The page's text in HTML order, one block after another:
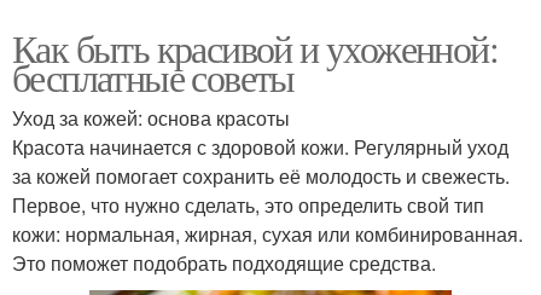
Как быть красивой и ухоженной:
бесплатные советы
Уход за кожей: основа красоты
Красота начинается с здоровой кожи. Регулярный уход
за кожей помогает сохранить её молодость и свежесть.
Первое, что нужно сделать, это определить свой тип
кожи: нормальная, жирная, сухая или комбинированная.
Это поможет подобрать подходящие средства.